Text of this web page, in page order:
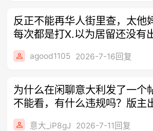
反正不能再华人街里查，太他
每次都是打X.以为居留还没有
大
agood1105 2026-7-16回复
为什么在闲聊意大利发了一个
不能看，有什么违规吗？版主
意大_iP8gJ 2026-7-11回复